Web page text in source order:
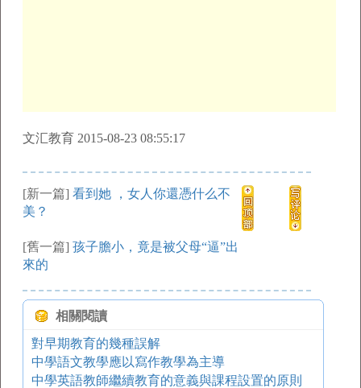
文汇教育 2015-08-23 08:55:17
[新一篇] 看到她 ，女人你還憑什么不
美？
[舊一篇] 孩子膽小，竟是被父母“逼”出
來的
相關閱讀
對早期教育的幾種誤解
中學語文教學應以寫作教學為主導
中學英語教師繼續教育的意義與課程設置的原則